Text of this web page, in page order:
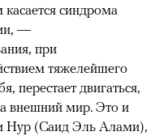
синдрома
—
при
тяжелейшего
перестает двигаться,
внешний мир. Это и
Нур (Саид Эль Алами),